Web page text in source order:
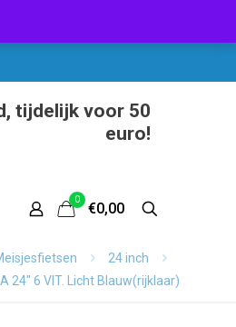
tijdelijk voor 50
euro!
0
€0,00
24 inch
24″ 6 VIT. Licht Blauw(rijklaar)